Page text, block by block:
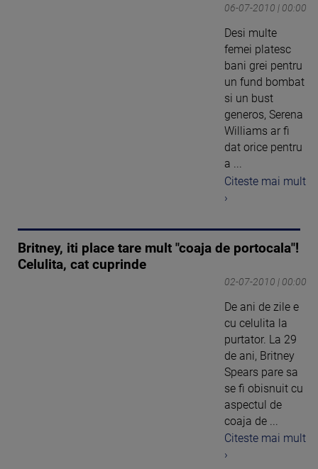
06-07-2010 | 00:00
Desi multe
femei platesc
bani grei pentru
un fund bombat
si un bust
generos, Serena
Williams ar fi
dat orice pentru
a ...
Citeste mai mult
›
Britney, iti place tare mult "coaja de portocala"!
Celulita, cat cuprinde
02-07-2010 | 00:00
De ani de zile e
cu celulita la
purtator. La 29
de ani, Britney
Spears pare sa
se fi obisnuit cu
aspectul de
coaja de ...
Citeste mai mult
›